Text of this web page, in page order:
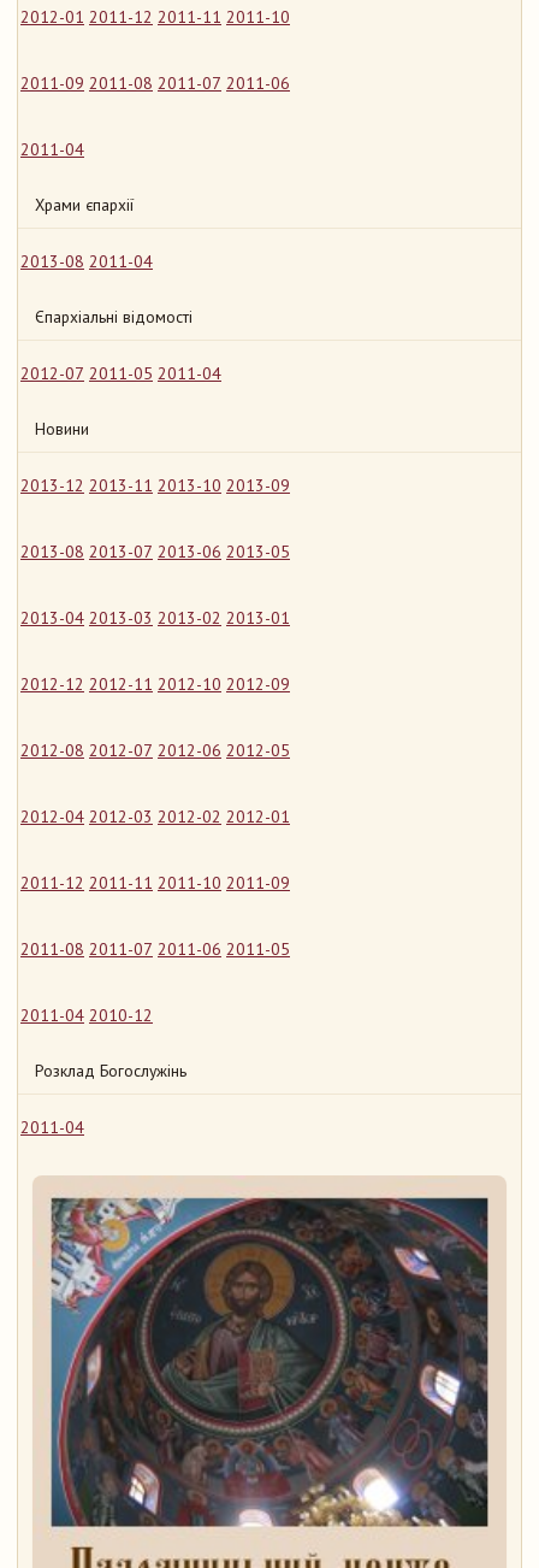
2012-01 2011-12 2011-11 2011-10
2011-09 2011-08 2011-07 2011-06
2011-04
Храми єпархії
2013-08 2011-04
Єпархіальні відомості
2012-07 2011-05 2011-04
Новини
2013-12 2013-11 2013-10 2013-09
2013-08 2013-07 2013-06 2013-05
2013-04 2013-03 2013-02 2013-01
2012-12 2012-11 2012-10 2012-09
2012-08 2012-07 2012-06 2012-05
2012-04 2012-03 2012-02 2012-01
2011-12 2011-11 2011-10 2011-09
2011-08 2011-07 2011-06 2011-05
2011-04 2010-12
Розклад Богослужінь
2011-04